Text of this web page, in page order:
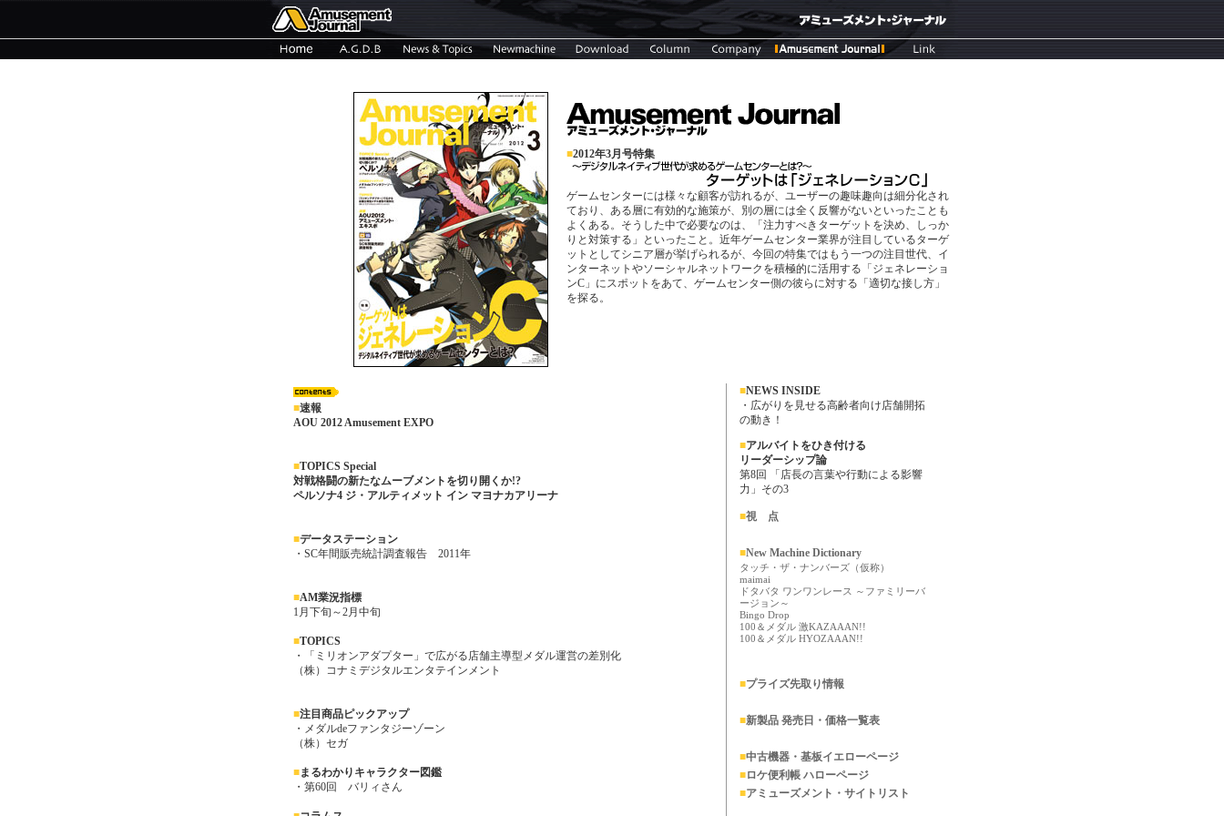
■2012年3月号特集
ゲームセンターには様々な顧客が訪れるが、ユーザーの趣味趣向は細分化され
ており、ある層に有効的な施策が、別の層には全く反響がないといったことも
よくある。そうした中で必要なのは、「注力すべきターゲットを決め、しっか
りと対策する」といったこと。近年ゲームセンター業界が注目しているターゲ
ットとしてシニア層が挙げられるが、今回の特集ではもう一つの注目世代、イ
ンターネットやソーシャルネットワークを積極的に活用する「ジェネレーショ
ンC」にスポットをあて、ゲームセンター側の彼らに対する「適切な接し方」
を探る。
■速報
AOU 2012 Amusement EXPO
■TOPICS Special
対戦格闘の新たなムーブメントを切り開くか!?
ペルソナ4 ジ・アルティメット イン マヨナカアリーナ
■データステーション
・SC年間販売統計調査報告 2011年
■AM業況指標
1月下旬～2月中旬
■TOPICS
・「ミリオンアダプター」で広がる店舗主導型メダル運営の差別化
（株）コナミデジタルエンタテインメント
■注目商品ピックアップ
・メダルdeファンタジーゾーン
（株）セガ
■まるわかりキャラクター図鑑
・第60回 バリィさん
■NEWS INSIDE
・広がりを見せる高齢者向け店舗開拓
の動き！
■アルバイトをひき付ける
リーダーシップ論
第8回 「店長の言葉や行動による影響
力」その3
■視 点
■New Machine Dictionary
タッチ・ザ・ナンバーズ（仮称）
maimai
ドタバタ ワンワンレース ～ファミリーバ
ージョン～
Bingo Drop
100＆メダル 激KAZAAAN!!
100＆メダル HYOZAAAN!!
■プライズ先取り情報
■新製品 発売日・価格一覧表
■中古機器・基板イエローページ
■ロケ便利帳 ハローページ
■アミューズメント・サイトリスト